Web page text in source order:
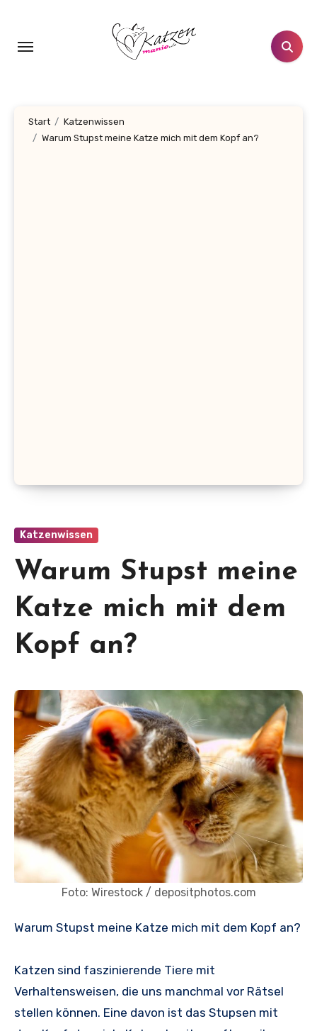
springen
Start
Katzenwissen
Warum Stupst meine Katze mich mit dem Kopf an?
Katzenwissen
Warum Stupst meine
Katze mich mit dem
Kopf an?
Foto: Wirestock / depositphotos.com
Warum Stupst meine Katze mich mit dem Kopf an?
Katzen sind faszinierende Tiere mit
Verhaltensweisen, die uns manchmal vor Rätsel
stellen können. Eine davon ist das Stupsen mit